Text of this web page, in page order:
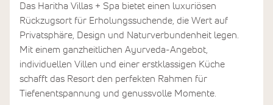
Das Haritha Villas + Spa bietet einen luxuriösen
Rückzugsort für Erholungssuchende, die Wert auf
Privatsphäre, Design und Naturverbundenheit legen.
Mit einem ganzheitlichen Ayurveda-Angebot,
individuellen Villen und einer erstklassigen Küche
schafft das Resort den perfekten Rahmen für
Tiefenentspannung und genussvolle Momente.